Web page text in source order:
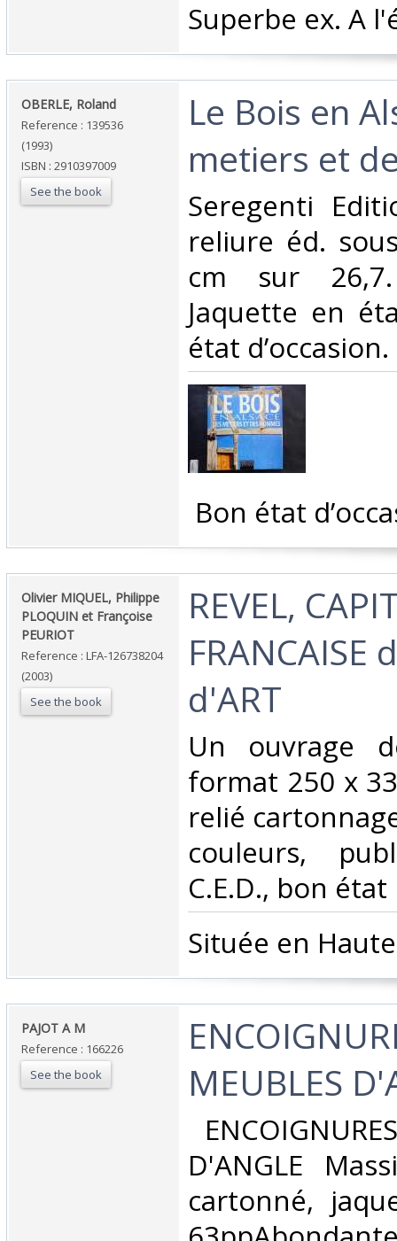
‎Superbe ex. A
‎OBERLE, Roland‎
Reference : 139536
(1993)
ISBN : 2910397009
See the book
‎Le Bois en
metiers et
‎Seregenti
reliure éd.
cm sur
Jaquette en
état d’occasion.‎
Bon état
‎Olivier MIQUEL, Philippe
PLOQUIN et Françoise
PEURIOT‎
Reference : LFA-126738204
(2003)
See the book
‎REVEL,
FRANCAISE
d'ART‎
‎Un ouvrage
format 250 x
relié
couleurs,
C.E.D., bon état‎
‎Située en
‎PAJOT A M‎
Reference : 166226
See the book
MEUBLES
D'ANGLE
cartonné,